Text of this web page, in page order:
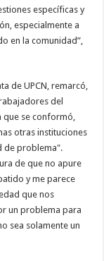
específicas y
especialmente a
en la comunidad”,
de UPCN, remarcó,
del
que se conformó,
otras instituciones
de problema".
de que no apure
y me parece
que nos
un problema para
sea solamente un